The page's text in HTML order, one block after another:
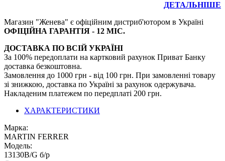
ДЕТАЛЬНІШЕ
Магазин "Женева" є офіційним дистриб'ютором в Україні
ОФІЦІЙНА ГАРАНТІЯ - 12 МІС.
ДОСТАВКА ПО ВСІЙ УКРАЇНІ
За 100% передоплати на картковий рахунок Приват Банку
доставка безкоштовна.
Замовлення до 1000 грн - від 100 грн. При замовленні товару
зі знижкою, доставка по Україні за рахунок одержувача.
Накладеним платежем по передплаті 200 грн.
ХАРАКТЕРИСТИКИ
Марка:
MARTIN FERRER
Модель:
13130В/G б/р